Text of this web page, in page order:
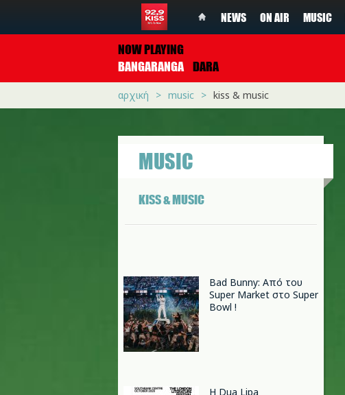
NEWS ON AIR MUSIC
NOW PLAYING
BANGARANGA DARA
αρχική music kiss & music
MUSIC
KISS & MUSIC
Bad Bunny: Από του
Super Market στο Super
Bowl !
Η Dua Lipa